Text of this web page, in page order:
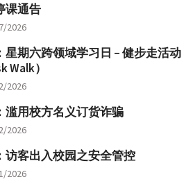
课通告
2026
星期六跨领域学习日 – 健步走活动
Walk）
2026
滥用校方名义订货诈骗
2026
访客出入校园之安全管控
2026